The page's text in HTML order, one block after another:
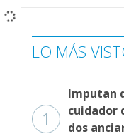
LO MÁS
1
Imputan
cuidador
dos